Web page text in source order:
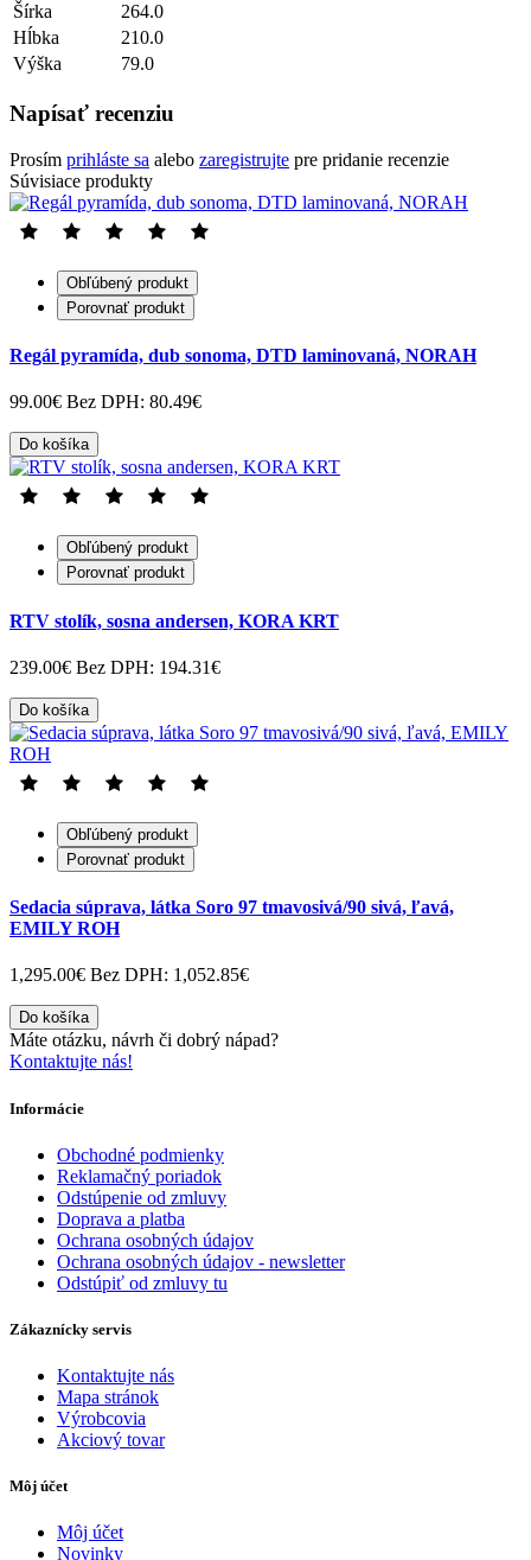
Šírka
264.0
Hĺbka
210.0
Výška
79.0
Napísať recenziu
Prosím prihláste sa alebo zaregistrujte pre pridanie recenzie
Súvisiace produkty
Obľúbený produkt
Porovnať produkt
Regál pyramída, dub sonoma, DTD laminovaná, NORAH
99.00€ Bez DPH: 80.49€
Do košíka
Obľúbený produkt
Porovnať produkt
RTV stolík, sosna andersen, KORA KRT
239.00€ Bez DPH: 194.31€
Do košíka
Obľúbený produkt
Porovnať produkt
Sedacia súprava, látka Soro 97 tmavosivá/90 sivá, ľavá,
EMILY ROH
1,295.00€ Bez DPH: 1,052.85€
Do košíka
Máte otázku, návrh či dobrý nápad?
Kontaktujte nás!
Informácie
Obchodné podmienky
Reklamačný poriadok
Odstúpenie od zmluvy
Doprava a platba
Ochrana osobných údajov
Ochrana osobných údajov - newsletter
Odstúpiť od zmluvy tu
Zákaznícky servis
Kontaktujte nás
Mapa stránok
Výrobcovia
Akciový tovar
Môj účet
Môj účet
Novinky